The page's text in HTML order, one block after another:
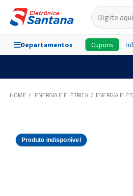
Departamentos Cupons
ENERGIA E ELÉTRICA ENERGIA
Produto indisponível